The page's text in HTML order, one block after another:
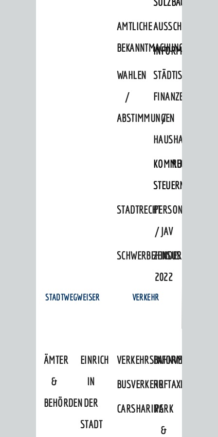
AMTLICHE
BEKANNTMACHUNGEN
WAHLEN
/
ABSTIMMUNGEN
STÄDTISCHE
FINANZEN
/
HAUSHALT
KOMMUNALE
STEUERN
STADTRECHTPERSONALRAT
/ JAV
ZENSUS
2022
STADTWEGWEISER
ÄMTER
&
BEHÖRDEN
EINRICHTUNGEN
IN
DER
STADT
VERKEHR
VERKEHRSINFORMATIONEN
BAHNVERKEHR
BUSVERKEHRRUFTAXI
CARSHARINGPARK
&